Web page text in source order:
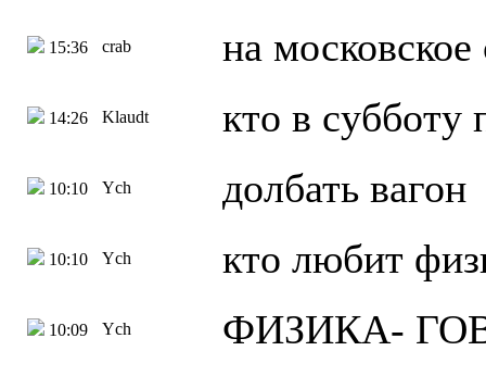
15:36 crab на московское
14:26 Klaudt кто в субботу
10:10 Ych долбать вагон
10:10 Ych кто любит
10:09 Ych ФИЗИКА-